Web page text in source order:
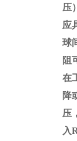
压
应
球
阻
在
降
压
入